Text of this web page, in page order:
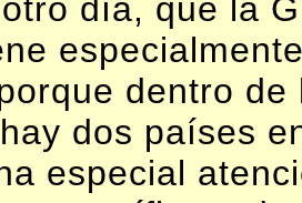
día, que la
dentro
dos países
especial